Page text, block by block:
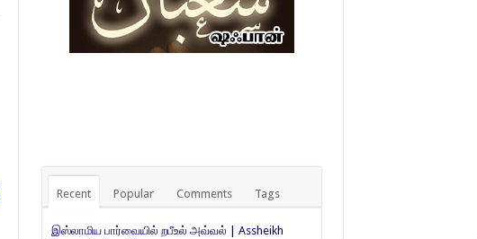
Recent Popular Comments Tags
இஸ்லாமிய பார்வையில் றபீஉல் அவ்வல் | Assheikh